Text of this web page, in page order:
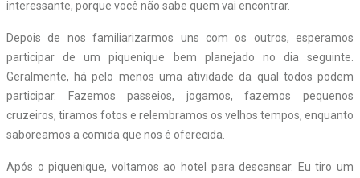
interessante, porque você não sabe quem vai encontrar.
Depois de nos familiarizarmos uns com os outros, esperamos
participar de um piquenique bem planejado no dia seguinte.
Geralmente, há pelo menos uma atividade da qual todos podem
participar. Fazemos passeios, jogamos, fazemos pequenos
cruzeiros, tiramos fotos e relembramos os velhos tempos, enquanto
saboreamos a comida que nos é oferecida.
Após o piquenique, voltamos ao hotel para descansar. Eu tiro um